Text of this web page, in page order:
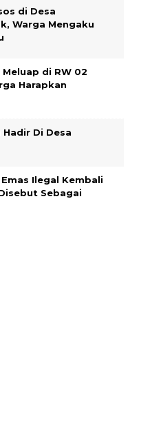
di Desa
Warga Mengaku
di RW 02
Harapkan
Di Desa
Ilegal Kembali
Sebagai